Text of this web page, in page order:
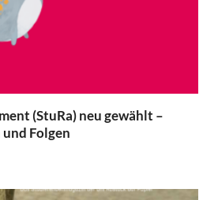
(StuRa) neu gewählt –
Folgen